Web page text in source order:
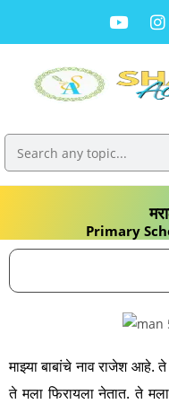
Primary
माझ्या बाबांचे नाव राजेश आहे.
ते मला फिरायला नेतात. ते